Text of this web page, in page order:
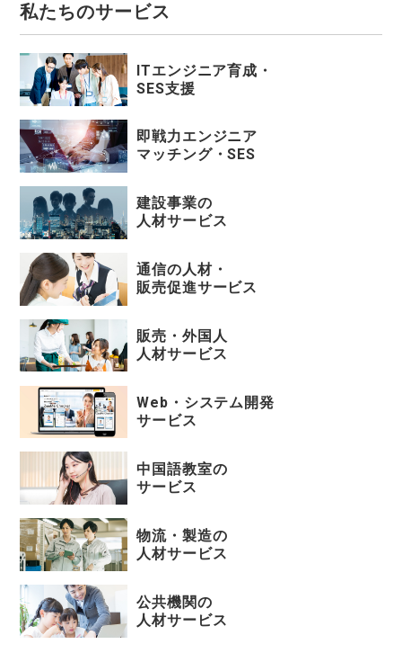
私たちのサービス
ITエンジニア育成・
SES支援
即戦力エンジニア
マッチング・SES
建設事業の
人材サービス
通信の人材・
販売促進サービス
販売・外国人
人材サービス
Web・システム開発
サービス
中国語教室の
サービス
物流・製造の
人材サービス
公共機関の
人材サービス